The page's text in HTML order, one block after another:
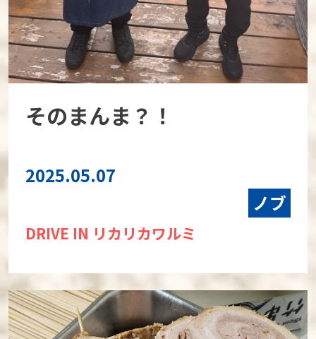
そのまんま？！
2025.05.07
ノブ
DRIVE IN リカリカワルミ